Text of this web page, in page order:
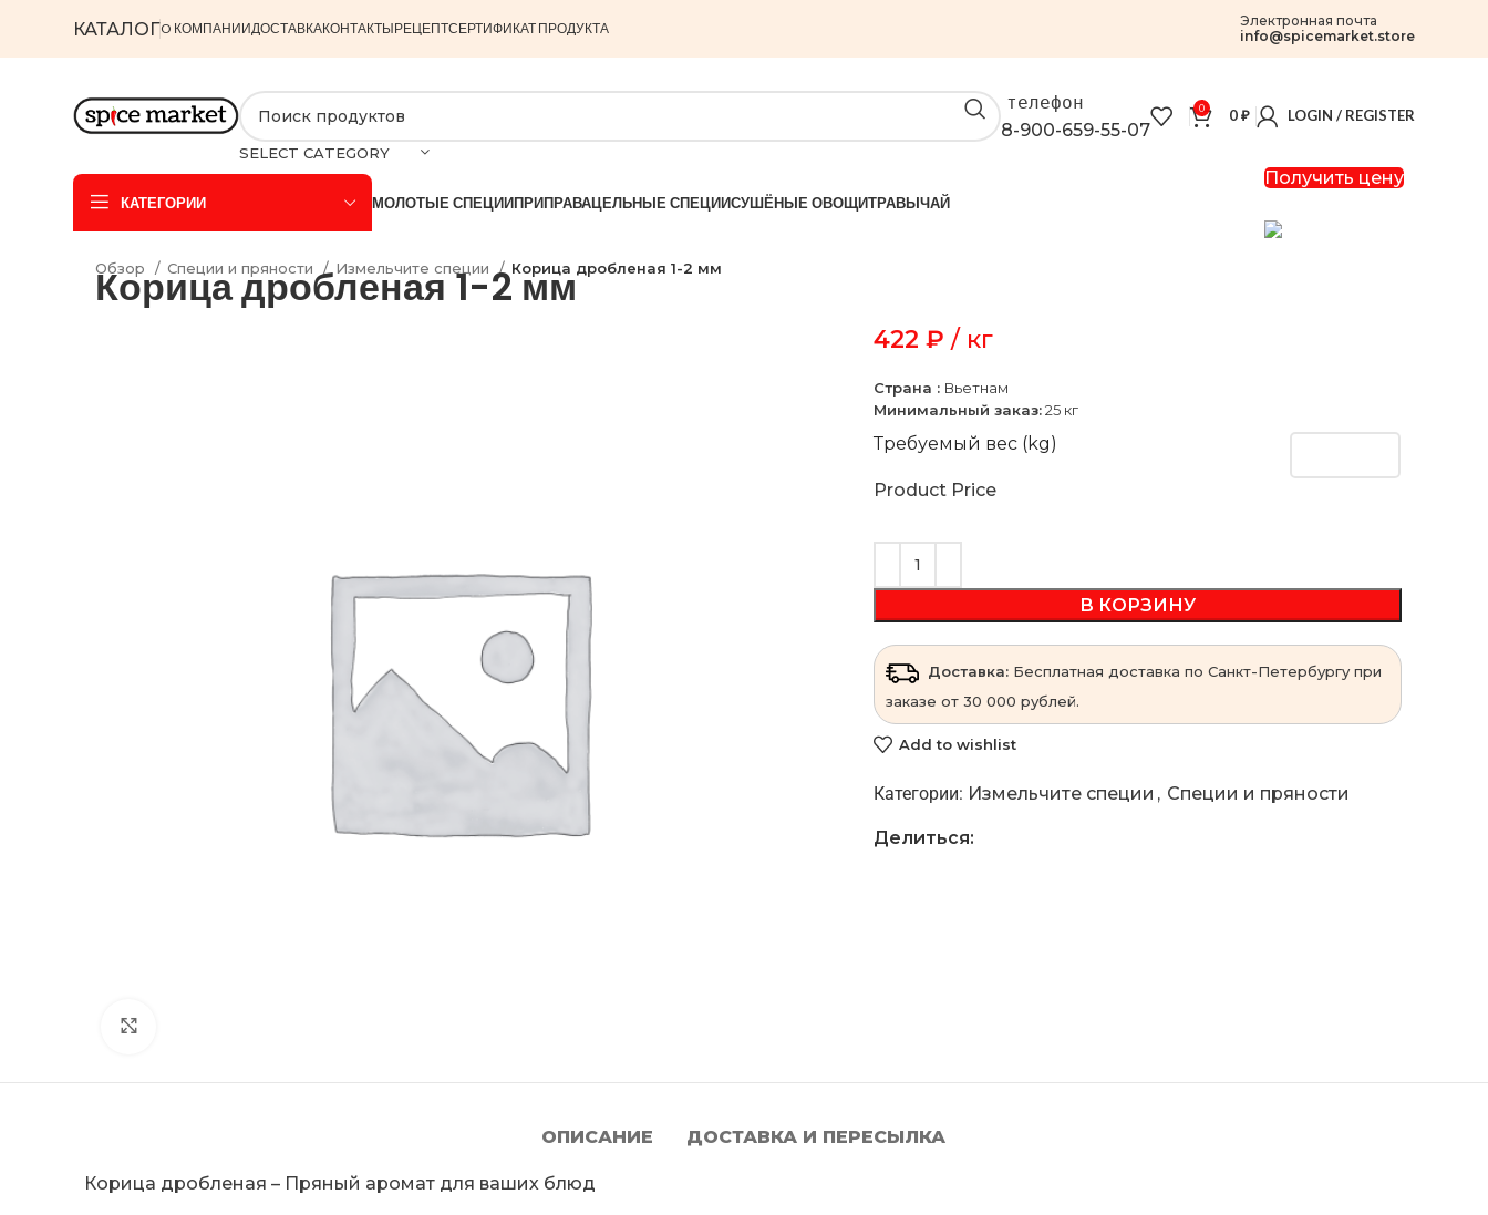
КАТАЛОГO КОМПАНИИДОСТАВКАКОНТАКТЫРЕЦЕПТСЕРТИФИКАТ ПРОДУКТА
Электронная почта
info@spicemarket.store
SELECT CATEGORY
телефон
8-900-659-55-07
0 0₽ LOGIN / REGISTER
КАТЕГОРИИ МОЛОТЫЕ СПЕЦИИПРИПРАВАЦЕЛЬНЫЕ СПЕЦИИСУШЁНЫЕ ОВОЩИТРАВЫЧАЙ
Получить цену
Обзор Специи и пряности Измельчите специи Корица дробленая 1-2 мм
Корица дробленая 1-2 мм
422 ₽ / кг
Страна : Вьетнам
Минимальный заказ:25 кг
Требуемый вес (kg)
Product Price
В КОРЗИНУ
Доставка:Бесплатная доставка по Санкт-Петербургу при
заказе от 30 000 рублей.
Add to wishlist
Категории: Измельчите специи , Специи и пряности
Делиться:
ОПИСАНИЕ ДОСТАВКА И ПЕРЕСЫЛКА
Корица дробленая – Пряный аромат для ваших блюд